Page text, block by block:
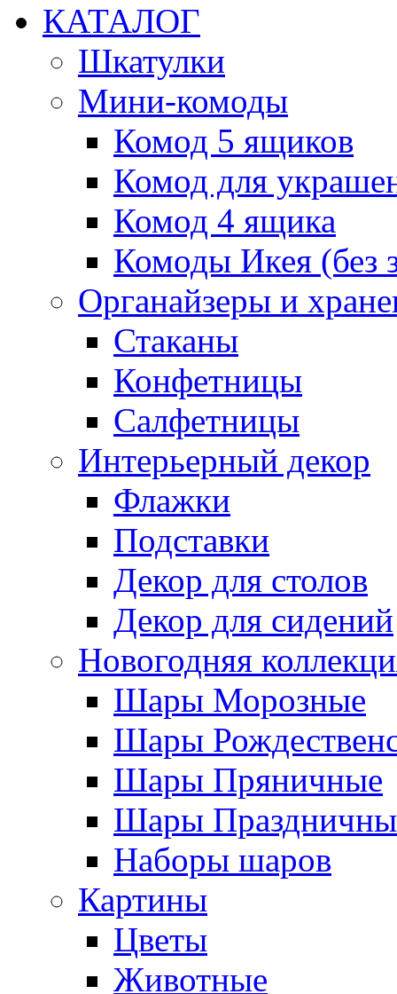
КАТАЛОГ
Шкатулки
Мини-комоды
Комод 5 ящиков
Комод для
Комод 4 ящика
Комоды Икея (без
Органайзеры и
Стаканы
Конфетницы
Салфетницы
Интерьерный декор
Флажки
Подставки
Декор для столов
Декор для сидений
Новогодняя
Шары Морозные
Шары
Шары Пряничные
Шары
Наборы шаров
Картины
Цветы
Животные